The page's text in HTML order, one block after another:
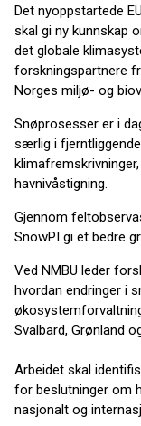
Det nyoppstartede
skal gi ny kunnskap
det globale
forskningspartnere
Norges miljø- og
Snøprosesser er i
særlig i
havnivåstigning.
Gjennom
SnowPI gi et bedre
Ved NMBU leder
hvordan endringer i
Svalbard, Grønland
Arbeidet skal
for beslutninger om
nasjonalt og